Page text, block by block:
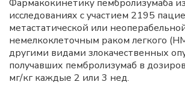
Фармакокинетику пембролизумаба
исследованиях с участием 2195
метастатической или
немелкоклеточным раком легкого
другими видами злокачественных
получавших пембролизумаб в
мг/кг каждые 2 или 3 нед.